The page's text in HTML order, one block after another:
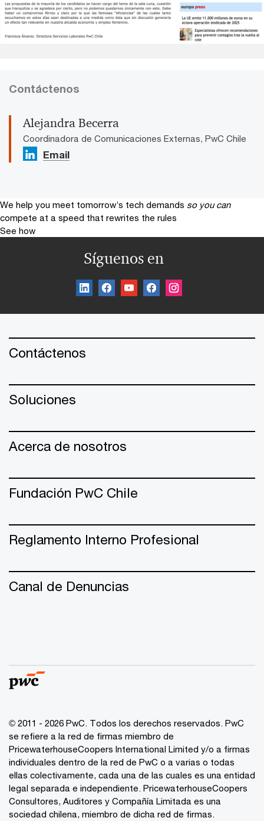
Contáctenos
Alejandra Becerra
Coordinadora de Comunicaciones Externas, PwC Chile
Email
We help you meet tomorrow’s tech demands so you can
compete at a speed that rewrites the rules
See how
Síguenos en
Contáctenos
Soluciones
Acerca de nosotros
Fundación PwC Chile
Reglamento Interno Profesional
Canal de Denuncias
© 2011 - 2026 PwC. Todos los derechos reservados. PwC
se refiere a la red de firmas miembro de
PricewaterhouseCoopers International Limited y/o a firmas
individuales dentro de la red de PwC o a varias o todas
ellas colectivamente, cada una de las cuales es una entidad
legal separada e independiente. PricewaterhouseCoopers
Consultores, Auditores y Compañía Limitada es una
sociedad chilena, miembro de dicha red de firmas.